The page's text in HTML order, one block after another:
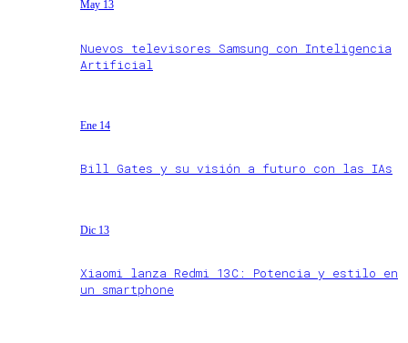
May 13
Nuevos televisores Samsung con Inteligencia
Artificial
Ene 14
Bill Gates y su visión a futuro con las IAs
Dic 13
Xiaomi lanza Redmi 13C: Potencia y estilo en
un smartphone